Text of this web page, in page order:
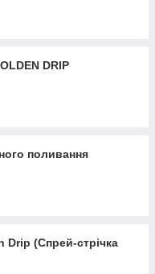
DRIP
поливання
Drip (Спрей-стрічка